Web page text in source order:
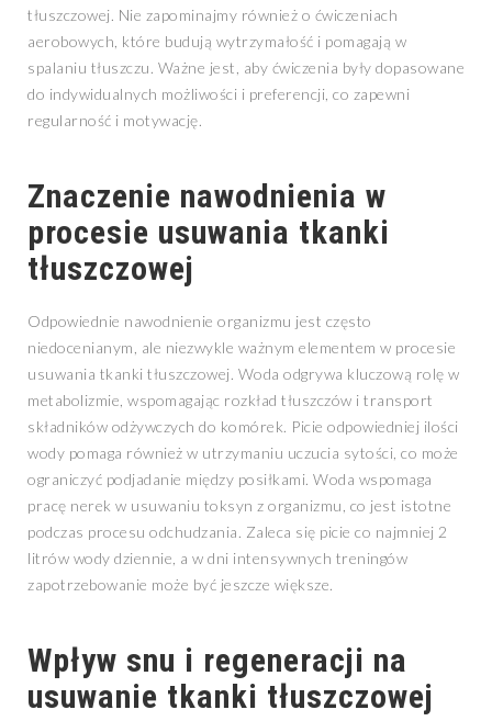
tłuszczowej. Nie zapominajmy również o ćwiczeniach
aerobowych, które budują wytrzymałość i pomagają w
spalaniu tłuszczu. Ważne jest, aby ćwiczenia były dopasowane
do indywidualnych możliwości i preferencji, co zapewni
regularność i motywację.
Znaczenie nawodnienia w
procesie usuwania tkanki
tłuszczowej
Odpowiednie nawodnienie organizmu jest często
niedocenianym, ale niezwykle ważnym elementem w procesie
usuwania tkanki tłuszczowej. Woda odgrywa kluczową rolę w
metabolizmie, wspomagając rozkład tłuszczów i transport
składników odżywczych do komórek. Picie odpowiedniej ilości
wody pomaga również w utrzymaniu uczucia sytości, co może
ograniczyć podjadanie między posiłkami. Woda wspomaga
pracę nerek w usuwaniu toksyn z organizmu, co jest istotne
podczas procesu odchudzania. Zaleca się picie co najmniej 2
litrów wody dziennie, a w dni intensywnych treningów
zapotrzebowanie może być jeszcze większe.
Wpływ snu i regeneracji na
usuwanie tkanki tłuszczowej